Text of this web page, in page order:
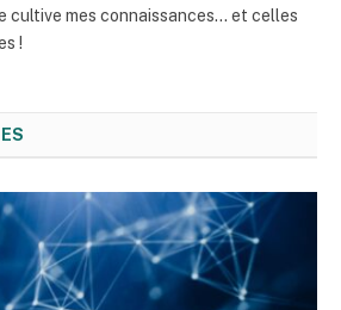
cultive mes connaissances… et celles
!